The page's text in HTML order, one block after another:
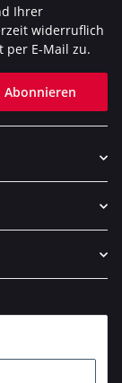
Ihrer
widerruflich
per E-Mail zu.
Abonnieren